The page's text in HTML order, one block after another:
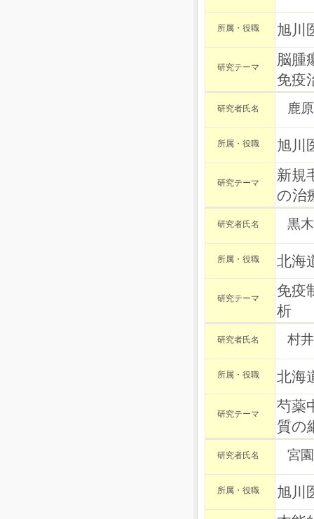
所属・役職 旭川
研究テーマ
脳腫
免疫
研究者氏名 鹿
所属・役職 旭川
研究テーマ
新規
の治
研究者氏名 黒
所属・役職 北海
研究テーマ
免疫
析
研究者氏名 村
所属・役職 北海
研究テーマ
芍薬
質の
研究者氏名 宮
所属・役職 旭川